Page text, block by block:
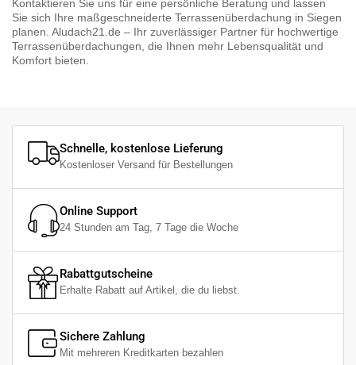
Kontaktieren Sie uns für eine persönliche Beratung und lassen
Sie sich Ihre maßgeschneiderte Terrassenüberdachung in Siegen
planen. Aludach21.de – Ihr zuverlässiger Partner für hochwertige
Terrassenüberdachungen, die Ihnen mehr Lebensqualität und
Komfort bieten.
Schnelle, kostenlose Lieferung
Kostenloser Versand für Bestellungen
Online Support
24 Stunden am Tag, 7 Tage die Woche
Rabattgutscheine
Erhalte Rabatt auf Artikel, die du liebst.
Sichere Zahlung
Mit mehreren Kreditkarten bezahlen